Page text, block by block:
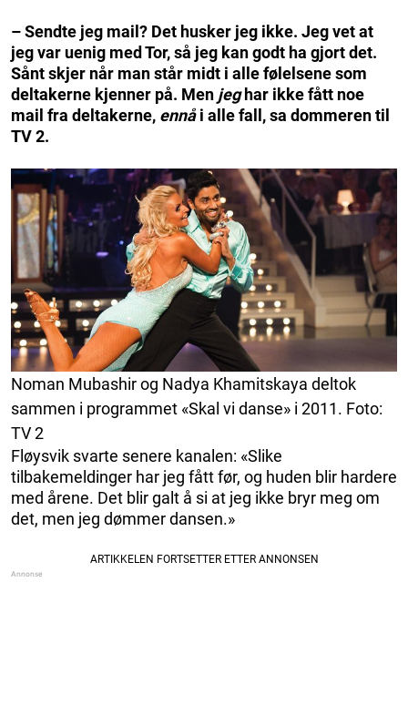
– Sendte jeg mail? Det husker jeg ikke. Jeg vet at
jeg var uenig med Tor, så jeg kan godt ha gjort det.
Sånt skjer når man står midt i alle følelsene som
deltakerne kjenner på. Men jeghar ikke fått noe
mail fra deltakerne, ennåi alle fall, sa dommeren til
TV 2.
Noman Mubashir og Nadya Khamitskaya deltok
sammen i programmet «Skal vi danse» i 2011. Foto:
TV 2
Fløysvik svarte senere kanalen: «Slike
tilbakemeldinger har jeg fått før, og huden blir hardere
med årene. Det blir galt å si at jeg ikke bryr meg om
det, men jeg dømmer dansen.»